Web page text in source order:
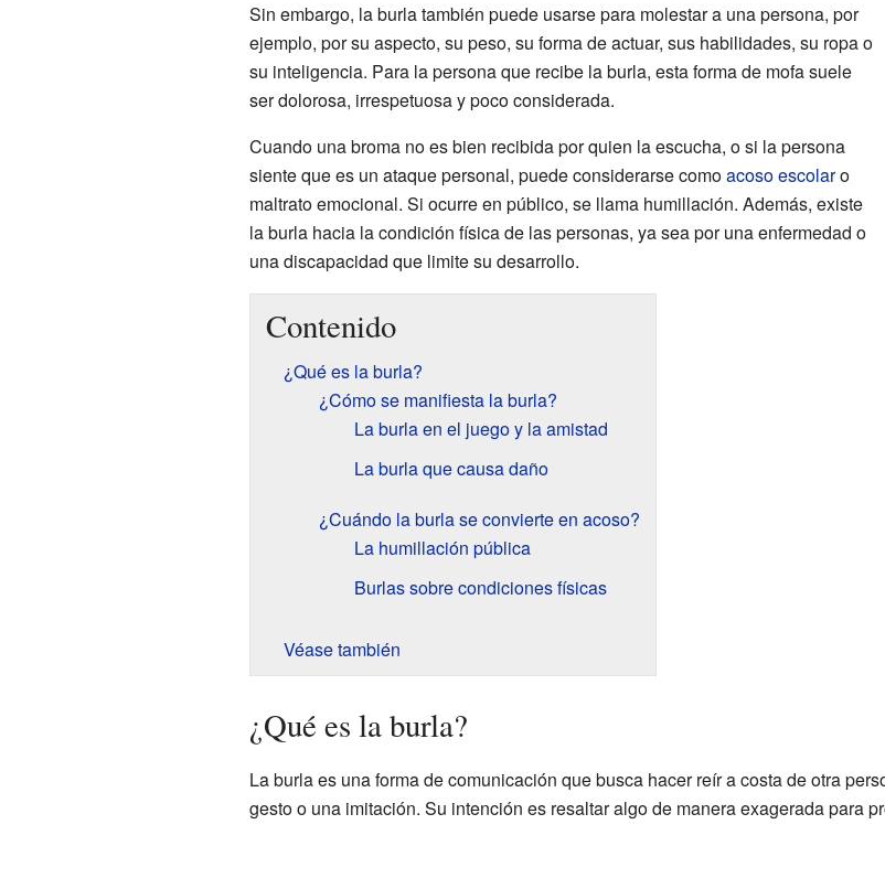
Sin embargo, la burla también puede usarse para molestar a una persona, por
ejemplo, por su aspecto, su peso, su forma de actuar, sus habilidades, su ropa o
su inteligencia. Para la persona que recibe la burla, esta forma de mofa suele
ser dolorosa, irrespetuosa y poco considerada.
Cuando una broma no es bien recibida por quien la escucha, o si la persona
siente que es un ataque personal, puede considerarse comoacoso escolaro
maltrato emocional. Si ocurre en público, se llama humillación. Además, existe
la burla hacia la condición física de las personas, ya sea por una enfermedad o
una discapacidad que limite su desarrollo.
Contenido
¿Qué es la burla?
¿Cómo se manifiesta la burla?
La burla en el juego y la amistad
La burla que causa daño
¿Cuándo la burla se convierte en acoso?
La humillación pública
Burlas sobre condiciones físicas
Véase también
¿Qué es la burla?
La burla es una forma de comunicación que busca hacer reír a costa de otra
gesto o una imitación. Su intención es resaltar algo de manera exagerada para